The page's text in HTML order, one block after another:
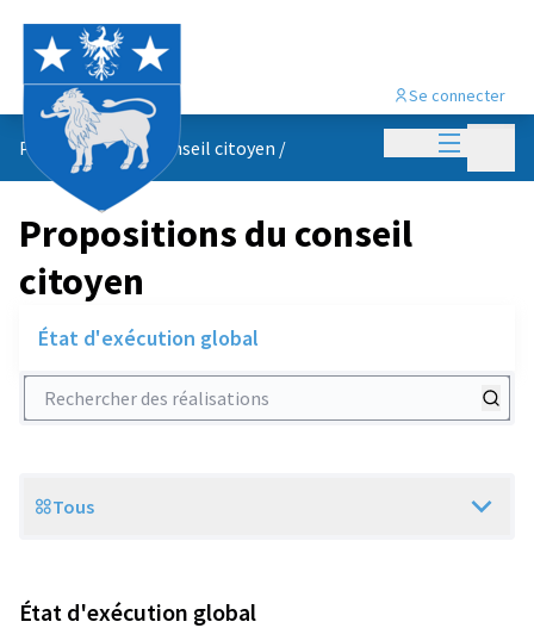
Menu
Se connecter
Propositions du conseil citoyen /
Propositions du conseil
citoyen
État d'exécution global
Rechercher des réalisations
Scope
Tous
État d'exécution global